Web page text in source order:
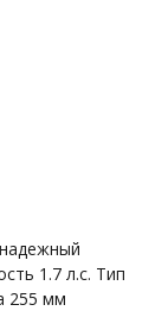
1.7 л.с. Тип
255 мм